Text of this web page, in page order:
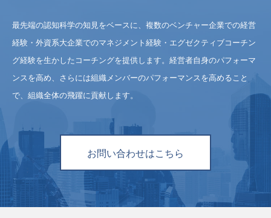
最先端の認知科学の知見をベースに、複数のベンチャー企業での経営
経験・外資系大企業でのマネジメント経験・エグゼクティブコーチン
グ経験を生かしたコーチングを提供します。経営者自身のパフォーマ
ンスを高め、さらには組織メンバーのパフォーマンスを高めること
で、組織全体の飛躍に貢献します。
お問い合わせはこちら